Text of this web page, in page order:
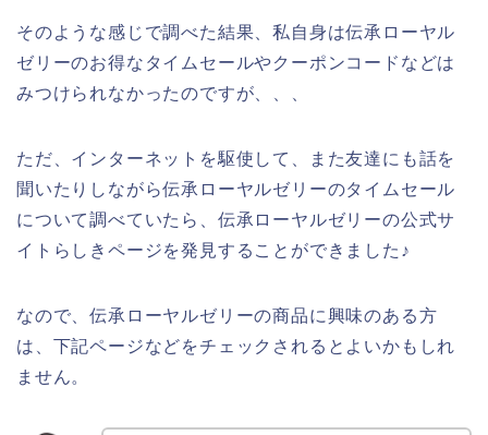
そのような感じで調べた結果、私自身は伝承ローヤル
ゼリーのお得なタイムセールやクーポンコードなどは
みつけられなかったのですが、、、
ただ、インターネットを駆使して、また友達にも話を
聞いたりしながら伝承ローヤルゼリーのタイムセール
について調べていたら、伝承ローヤルゼリーの公式サ
イトらしきページを発見することができました♪
なので、伝承ローヤルゼリーの商品に興味のある方
は、下記ページなどをチェックされるとよいかもしれ
ません。